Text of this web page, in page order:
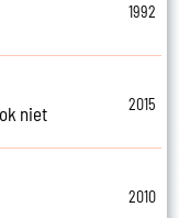
1992
niet
2015
2010